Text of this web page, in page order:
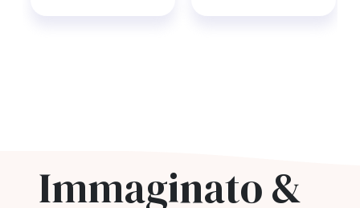
Immaginato &